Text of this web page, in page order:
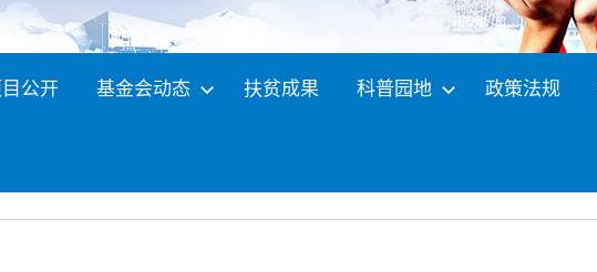
公开 基金会动态 扶贫成果 科普园地 政策法规